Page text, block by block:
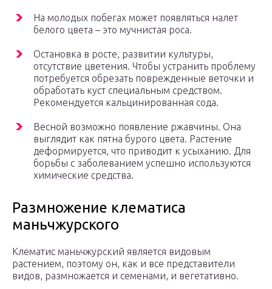
На молодых побегах может появляться налет
белого цвета – это мучнистая роса.
Остановка в росте, развитии культуры,
отсутствие цветения. Чтобы устранить проблему
потребуется обрезать поврежденные веточки и
обработать куст специальным средством.
Рекомендуется кальцинированная сода.
Весной возможно появление ржавчины. Она
выглядит как пятна бурого цвета. Растение
деформируется, что приводит к усыханию. Для
борьбы с заболеванием успешно используются
химические средства.
Размножение клематиса
маньчжурского
Клематис маньчжурский является видовым
растением, поэтому он, как и все представители
видов, размножается и семенами, и вегетативно.